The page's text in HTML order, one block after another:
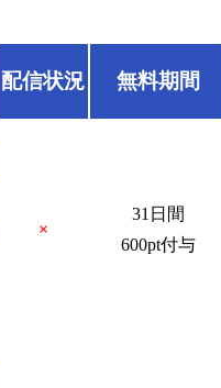
配信状況 無料期間
×
31日間
600pt付与